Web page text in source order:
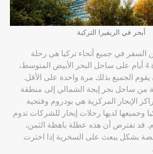
أبحر في الريفيرا التركية
السفر في جميع أنحاء تركيا هي رحلة
اليخت البحرية لمدة 4 أيام على ساحل البحر الأبيض المتوسط،
الجميع بذلك مرة واحدة على الأقل.
من ساحل بحر إيجة الشمالي إلى منطقة
الإبحار المركزية هي بودروم وفتحية
وجميعها لديها رحلات إبحار للشركات تدوم
يومين إلى 8 أيام. قد تفترض أن هذه عطلة باهظة الثمن،
بشكل يبعث على السخرية إذا اخترت